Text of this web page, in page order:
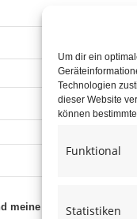
Um dir ein
Technologien
dieser Website
können
Funktional
Statistiken
meine Website in